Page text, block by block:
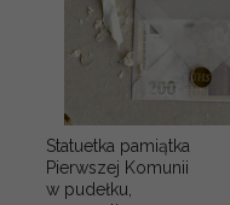
Statuetka pamiątka
Pierwszej Komunii
w pudełku,